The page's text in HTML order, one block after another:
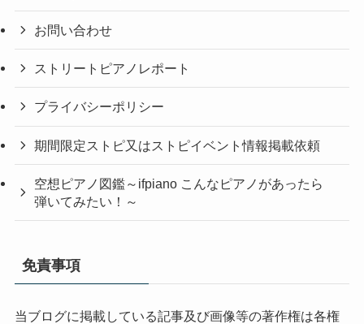
お問い合わせ
ストリートピアノレポート
プライバシーポリシー
期間限定ストピ又はストピイベント情報掲載依頼
空想ピアノ図鑑～ifpiano こんなピアノがあったら
弾いてみたい！～
免責事項
当ブログに掲載している記事及び画像等の著作権は各権